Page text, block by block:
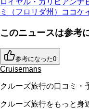
ミ（フロリダ州）
ココケ
このニュースは参考
参考になった0
Cruisemans
クルーズ旅行の口コミ・
クルーズ旅行をもっと身